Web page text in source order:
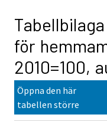
för
2010=100,
Öppna den här
tabellen större